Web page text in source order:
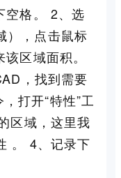
空格。 2、选
），点击鼠标
区域面积。
，找到需要
打开“特性”工
区域，这里我
。 4、记录下